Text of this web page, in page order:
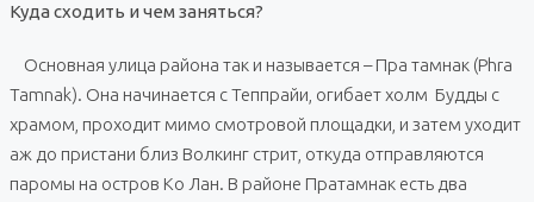
Куда сходить и чем заняться?
Основная улица района так и называется – Пра тамнак (Phra
Tamnak). Она начинается с Теппрайи, огибает холм Будды с
храмом, проходит мимо смотровой площадки, и затем уходит
аж до пристани близ Волкинг стрит, откуда отправляются
паромы на остров Ко Лан. В районе Пратамнак есть два